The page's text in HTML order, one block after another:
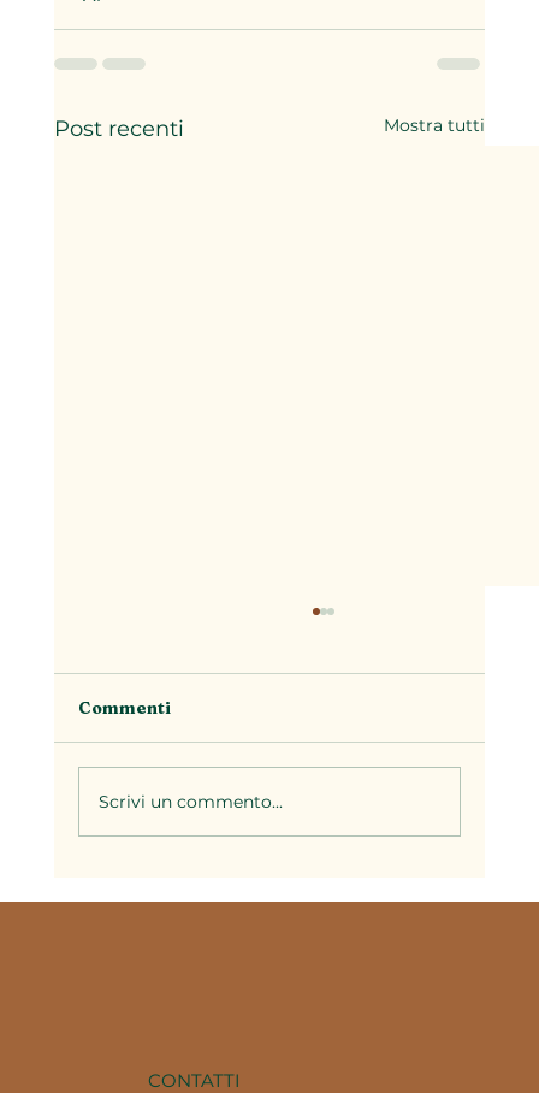
Post recenti Mostra tutti
Commenti
Scrivi un commento...
CONTATTI